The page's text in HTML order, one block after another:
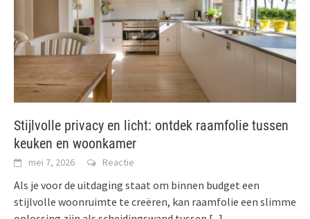
Stijlvolle privacy en licht: ontdek raamfolie tussen
keuken en woonkamer
mei 7, 2026 Reactie
Als je voor de uitdaging staat om binnen budget een
stijlvolle woonruimte te creëren, kan raamfolie een slimme